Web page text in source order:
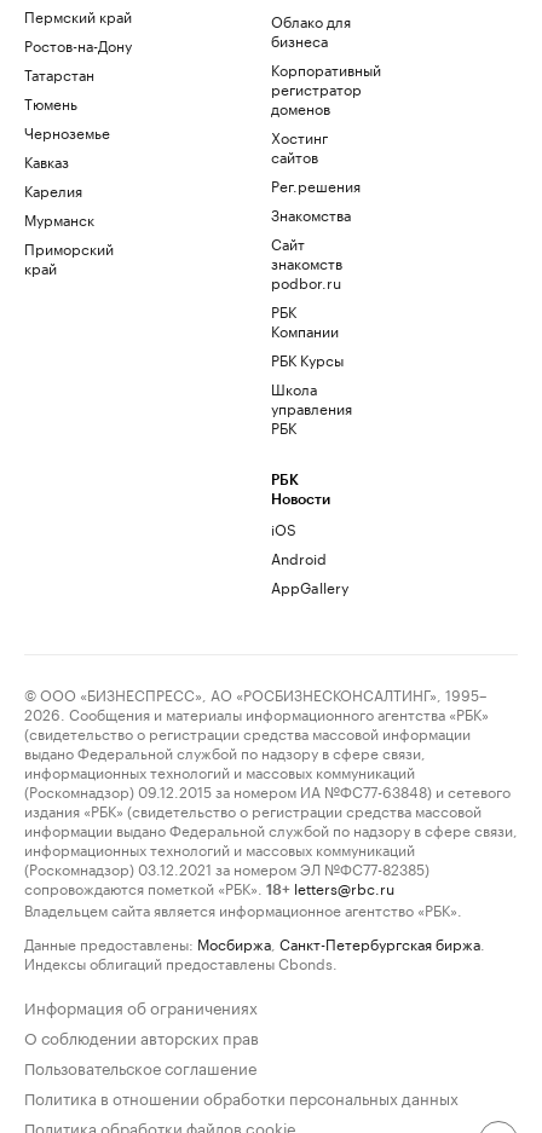
Пермский край
Ростов-на-Дону
Татарстан
Тюмень
Черноземье
Кавказ
Карелия
Мурманск
Приморский
край
Облако для
бизнеса
Корпоративный
регистратор
доменов
Хостинг
сайтов
Рег.решения
Знакомства
Сайт
знакомств
podbor.ru
РБК
Компании
РБК Курсы
Школа
управления
РБК
РБК
Новости
iOS
Android
AppGallery
© ООО «БИЗНЕСПРЕСС», АО «РОСБИЗНЕСКОНСАЛТИНГ», 1995–
2026. Сообщения и материалы информационного агентства «РБК»
(свидетельство о регистрации средства массовой информации
выдано Федеральной службой по надзору в сфере связи,
информационных технологий и массовых коммуникаций
(Роскомнадзор) 09.12.2015 за номером ИА №ФС77-63848) и сетевого
издания «РБК» (свидетельство о регистрации средства массовой
информации выдано Федеральной службой по надзору в сфере связи,
информационных технологий и массовых коммуникаций
(Роскомнадзор) 03.12.2021 за номером ЭЛ №ФС77-82385)
сопровождаются пометкой «РБК».
18+ letters@rbc.ru
Владельцем сайта является информационное агентство «РБК».
Данные предоставлены: Мосбиржа Санкт-Петербургская биржа
Индексы облигаций предоставлены Cbonds.
Информация об ограничениях
О соблюдении авторских прав
Пользовательское соглашение
Политика в отношении обработки персональных данных
Политика обработки файлов cookie